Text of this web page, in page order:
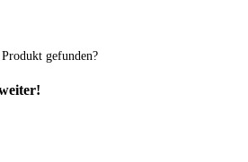
Produkt gefunden?